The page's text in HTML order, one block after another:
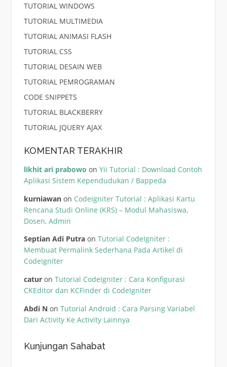
TUTORIAL WINDOWS
TUTORIAL MULTIMEDIA
TUTORIAL ANIMASI FLASH
TUTORIAL CSS
TUTORIAL DESAIN WEB
TUTORIAL PEMROGRAMAN
CODE SNIPPETS
TUTORIAL BLACKBERRY
TUTORIAL JQUERY AJAX
KOMENTAR TERAKHIR
likhit ari prabowo on Yii Tutorial : Download Contoh
Aplikasi Sistem Kependudukan / Bappeda
kurniawanon CodeIgniter Tutorial : Aplikasi Kartu
Rencana Studi Online (KRS) – Modul Mahasiswa,
Dosen, Admin
Septian Adi Putraon Tutorial CodeIgniter :
Membuat Permalink Sederhana Pada Artikel di
CodeIgniter
caturon Tutorial CodeIgniter : Cara Konfigurasi
CKEditor dan KCFinder di CodeIgniter
Abdi N on Tutorial Android : Cara Parsing Variabel
Dari Activity Ke Activity Lainnya
Kunjungan Sahabat